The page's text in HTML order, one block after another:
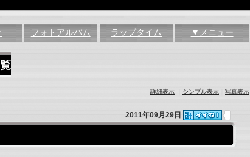
フォトアルバム ラップタイム ▼メニュー
詳細表示 シンプル表示 写真表示
2011年09月29日